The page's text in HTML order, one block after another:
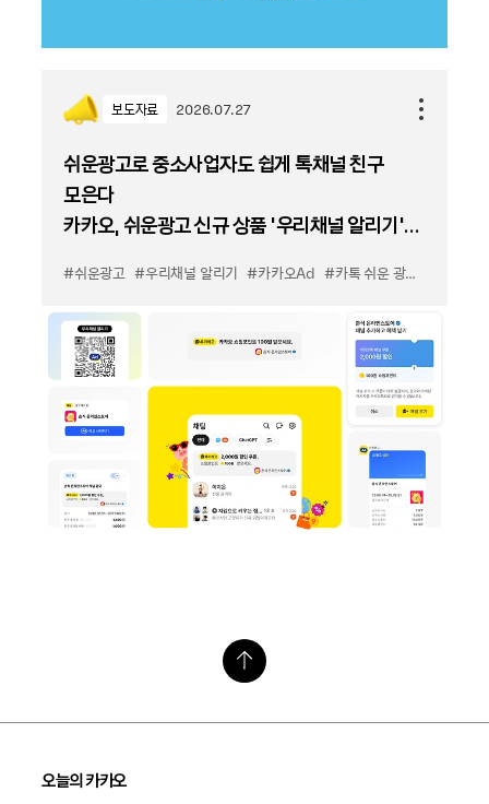
보도자료 2026.07.27
쉬운광고로 중소사업자도 쉽게 톡채널 친구
모은다
카카오, 쉬운광고 신규 상품 '우리채널 알리기'
#쉬운광고 #우리채널 알리기 #카카오Ad #카톡 쉬운 광고
오늘의 카카오